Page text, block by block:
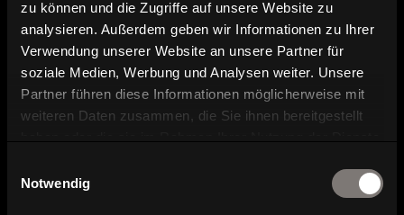
zu können und die Zugriffe auf unsere Website zu
analysieren. Außerdem geben wir Informationen zu Ihrer
Verwendung unserer Website an unsere Partner für
soziale Medien, Werbung und Analysen weiter. Unsere
Partner führen diese Informationen möglicherweise mit
weiteren Daten zusammen, die Sie ihnen bereitgestellt
Notwendig
Serienübersicht